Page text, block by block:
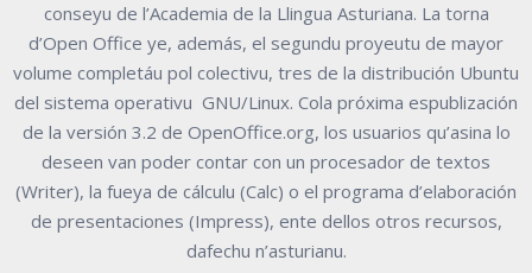
conseyu de l’Academia de la Llingua Asturiana. La torna
d’Open Office ye, además, el segundu proyeutu de mayor
volume completáu pol colectivu, tres de la distribución Ubuntu
del sistema operativu GNU/Linux. Cola próxima espublización
de la versión 3.2 de OpenOffice.org, los usuarios qu’asina lo
deseen van poder contar con un procesador de textos
(Writer), la fueya de cálculu (Calc) o el programa d’elaboración
de presentaciones (Impress), ente dellos otros recursos,
dafechu n’asturianu.